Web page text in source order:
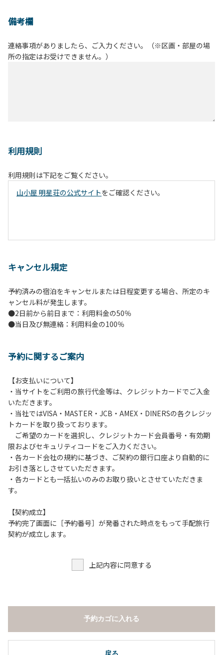
備考欄
連絡事項がありましたら、ご入力ください。（※区画・部屋の場
所の指定はお受けできません。）
利用規則
利用規則は下記をご覧ください。
山小屋 明星荘の公式サイトをご確認ください。
キャンセル規定
予約済みの宿泊をキャンセルまたは日程変更する場合、所定のキ
ャンセル料が発生します。
●2日前から前日まで：利用料金の50％
●当日及び無連絡：利用料金の100％
予約に関するご案内
【お支払いについて】
・当サイトをご利用の旅行代金等は、クレジットカードでご入金
いただきます。
・当社ではVISA・MASTER・JCB・AMEX・DINERSの各クレジッ
トカードを取り扱っております。
ご希望のカードを選択し、クレジットカード会員番号・有効期
限およびセキュリティコードをご入力ください。
・各カード会社の規約に基づき、ご契約の銀行口座より自動的に
お引き落としさせていただきます。
・各カードとも一括払いのみのお取り扱いとさせていただきま
す。
【契約成立】
予約完了画面に［予約番号］が発番された時点をもって手配旅行
契約が成立します。
上記内容に同意する
予約カゴに入れる